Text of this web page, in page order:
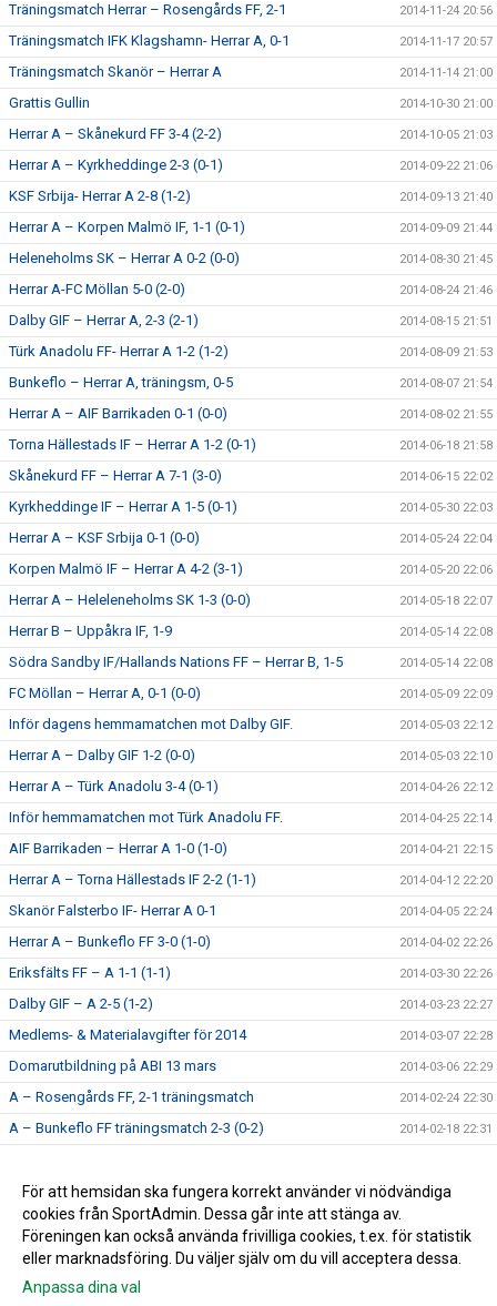
Träningsmatch Herrar – Rosengårds FF, 2-1 2014-11-24 20:56
Träningsmatch IFK Klagshamn- Herrar A, 0-1 2014-11-17 20:57
Träningsmatch Skanör – Herrar A 2014-11-14 21:00
Grattis Gullin 2014-10-30 21:00
Herrar A – Skånekurd FF 3-4 (2-2) 2014-10-05 21:03
Herrar A – Kyrkheddinge 2-3 (0-1) 2014-09-22 21:06
KSF Srbija- Herrar A 2-8 (1-2) 2014-09-13 21:40
Herrar A – Korpen Malmö IF, 1-1 (0-1) 2014-09-09 21:44
Heleneholms SK – Herrar A 0-2 (0-0) 2014-08-30 21:45
Herrar A-FC Möllan 5-0 (2-0) 2014-08-24 21:46
Dalby GIF – Herrar A, 2-3 (2-1) 2014-08-15 21:51
Türk Anadolu FF- Herrar A 1-2 (1-2) 2014-08-09 21:53
Bunkeflo – Herrar A, träningsm, 0-5 2014-08-07 21:54
Herrar A – AIF Barrikaden 0-1 (0-0) 2014-08-02 21:55
Torna Hällestads IF – Herrar A 1-2 (0-1) 2014-06-18 21:58
Skånekurd FF – Herrar A 7-1 (3-0) 2014-06-15 22:02
Kyrkheddinge IF – Herrar A 1-5 (0-1) 2014-05-30 22:03
Herrar A – KSF Srbija 0-1 (0-0) 2014-05-24 22:04
Korpen Malmö IF – Herrar A 4-2 (3-1) 2014-05-20 22:06
Herrar A – Heleleneholms SK 1-3 (0-0) 2014-05-18 22:07
Herrar B – Uppåkra IF, 1-9 2014-05-14 22:08
Södra Sandby IF/Hallands Nations FF – Herrar B, 1-5 2014-05-14 22:08
FC Möllan – Herrar A, 0-1 (0-0) 2014-05-09 22:09
Inför dagens hemmamatchen mot Dalby GIF. 2014-05-03 22:12
Herrar A – Dalby GIF 1-2 (0-0) 2014-05-03 22:10
Herrar A – Türk Anadolu 3-4 (0-1) 2014-04-26 22:12
Inför hemmamatchen mot Türk Anadolu FF. 2014-04-25 22:14
AIF Barrikaden – Herrar A 1-0 (1-0) 2014-04-21 22:15
Herrar A – Torna Hällestads IF 2-2 (1-1) 2014-04-12 22:20
Skanör Falsterbo IF- Herrar A 0-1 2014-04-05 22:24
Herrar A – Bunkeflo FF 3-0 (1-0) 2014-04-02 22:26
Eriksfälts FF – A 1-1 (1-1) 2014-03-30 22:26
Dalby GIF – A 2-5 (1-2) 2014-03-23 22:27
Medlems- & Materialavgifter för 2014 2014-03-07 22:28
Domarutbildning på ABI 13 mars 2014-03-06 22:29
A – Rosengårds FF, 2-1 träningsmatch 2014-02-24 22:30
A – Bunkeflo FF träningsmatch 2-3 (0-2) 2014-02-18 22:31
Årets första avgift 2014-01-20 22:32
Trän.m, Skanör Falsterbo IF – A 8-0 (3-0) 2013-12-03 22:33
För att hemsidan ska fungera korrekt använder vi nödvändiga
cookies från SportAdmin. Dessa går inte att stänga av.
Föreningen kan också använda frivilliga cookies, t.ex. för statistik
eller marknadsföring. Du väljer själv om du vill acceptera dessa.
Anpassa dina val